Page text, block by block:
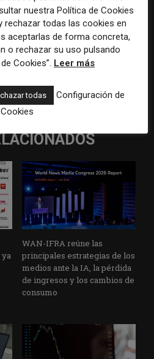
Artículo siguiente
La desinformación persiste
cinco años después de la
WAN-IFRA reúne las
principales estrategias de los
medios ante la IA, la pérdida
de ingresos y los cambios de
consumo
nuestra Política de Cookies
rechazar todas las cookies en
aceptarlas de forma concreta,
o rechazar su uso pulsando
Cookies”. Leer más
todas
Configuración de
Cookies